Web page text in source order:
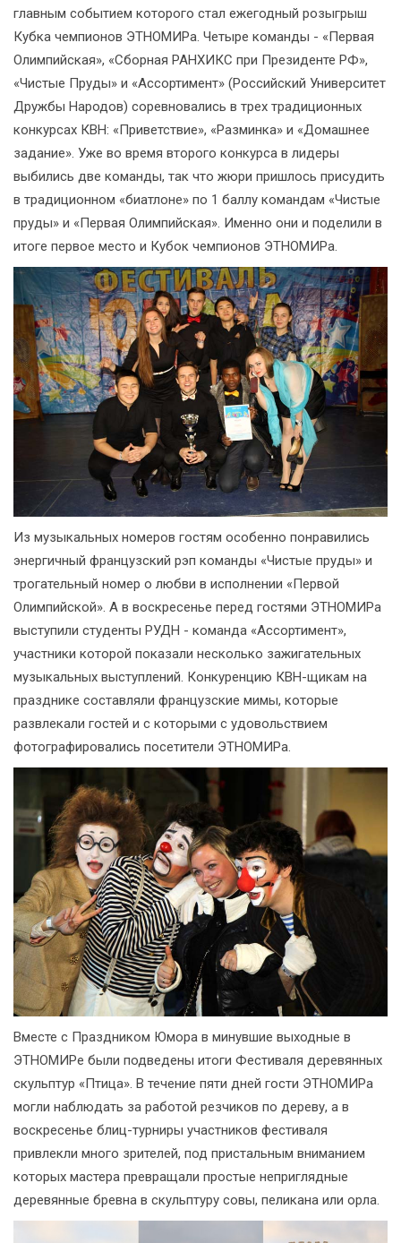
главным событием которого стал ежегодный розыгрыш
Кубка чемпионов ЭТНОМИРа. Четыре команды - «Первая
Олимпийская», «Сборная РАНХИКС при Президенте РФ»,
«Чистые Пруды» и «Ассортимент» (Российский Университет
Дружбы Народов) соревновались в трех традиционных
конкурсах КВН: «Приветствие», «Разминка» и «Домашнее
задание». Уже во время второго конкурса в лидеры
выбились две команды, так что жюри пришлось присудить
в традиционном «биатлоне» по 1 баллу командам «Чистые
пруды» и «Первая Олимпийская». Именно они и поделили в
итоге первое место и Кубок чемпионов ЭТНОМИРа.
Из музыкальных номеров гостям особенно понравились
энергичный французский рэп команды «Чистые пруды» и
трогательный номер о любви в исполнении «Первой
Олимпийской». А в воскресенье перед гостями ЭТНОМИРа
выступили студенты РУДН - команда «Ассортимент»,
участники которой показали несколько зажигательных
музыкальных выступлений. Конкуренцию КВН-щикам на
празднике составляли французские мимы, которые
развлекали гостей и с которыми с удовольствием
фотографировались посетители ЭТНОМИРа.
Вместе с Праздником Юмора в минувшие выходные в
ЭТНОМИРе были подведены итоги Фестиваля деревянных
скульптур «Птица». В течение пяти дней гости ЭТНОМИРа
могли наблюдать за работой резчиков по дереву, а в
воскресенье блиц-турниры участников фестиваля
привлекли много зрителей, под пристальным вниманием
которых мастера превращали простые неприглядные
деревянные бревна в скульптуру совы, пеликана или орла.